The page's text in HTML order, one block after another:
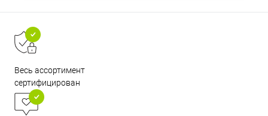
Весь ассортимент
сертифицирован